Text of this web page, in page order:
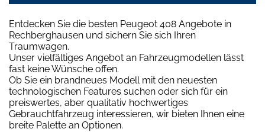
Entdecken Sie die besten Peugeot 408 Angebote in
Rechberghausen und sichern Sie sich Ihren
Traumwagen.
Unser vielfältiges Angebot an Fahrzeugmodellen lässt
fast keine Wünsche offen.
Ob Sie ein brandneues Modell mit den neuesten
technologischen Features suchen oder sich für ein
preiswertes, aber qualitativ hochwertiges
Gebrauchtfahrzeug interessieren, wir bieten Ihnen eine
breite Palette an Optionen.